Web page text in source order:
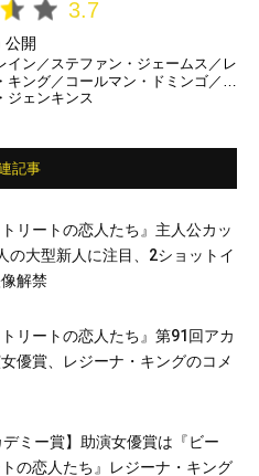
3.7
開
イン／ステファン・ジェームス／レ
ング／コールマン・ドミンゴ／マ
ビーチ／ディエゴ・ルナ／エド・ス
ジェンキンス
記事
トリートの恋人たち』主人公カッ
の大型新人に注目、2ショットイ
解禁
トリートの恋人たち』第91回アカ
優賞、レジーナ・キングのコメ
デミー賞】助演女優賞は『ビー
の恋人たち』レジーナ・キング